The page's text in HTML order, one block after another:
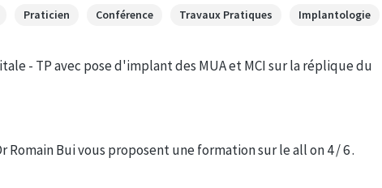
Praticien Conférence Travaux Pratiques Implantologie
- TP avec pose d'implant des MUA et MCI sur la réplique du
Romain Bui vous proposent une formation sur le all on 4 / 6 .